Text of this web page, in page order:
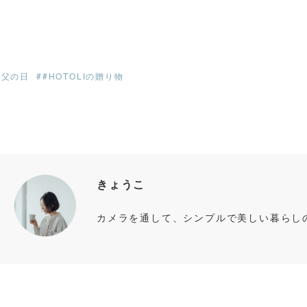
の日 ##HOTOLIの贈り物
きょうこ
カメラを通して、シンプルで美しい暮ら